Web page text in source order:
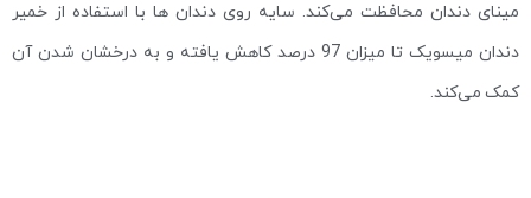
مینای دندان محافظت می‌کند. سایه روی دندان ها با استفاده از خمیر
دندان میسویک تا میزان 97 درصد کاهش یافته و به درخشان شدن آن
کمک می‌کند.